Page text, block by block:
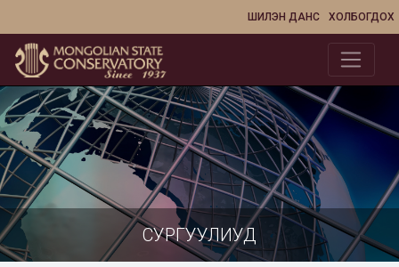
ХОЛБОГДОХ
ШИЛЭН ДАНС
СУРГУУЛИУД